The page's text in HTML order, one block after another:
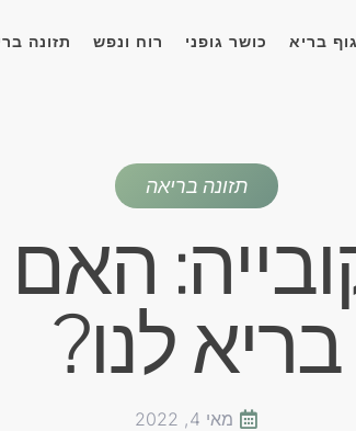
גוף בריא כושר גופני רוח ונפש תזונה
תזונה בריאה
בריא לנו?
מאי 4, 2022